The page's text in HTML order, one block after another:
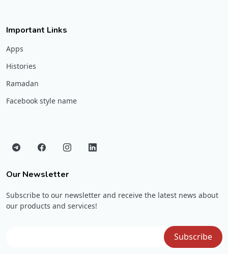
Important Links
Apps
Histories
Ramadan
Facebook style name
Our Newsletter
Subscribe to our newsletter and receive the latest news about
our products and services!